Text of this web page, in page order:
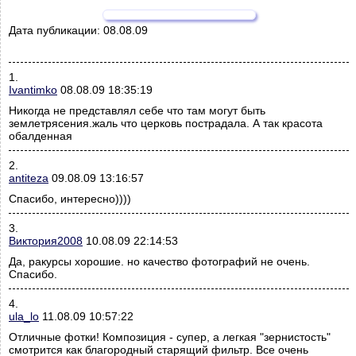
Дата публикации: 08.08.09
1.
Ivantimko 08.08.09 18:35:19
Никогда не представлял себе что там могут быть
землетрясения.жаль что церковь пострадала. А так красота
обалденная
2.
antiteza 09.08.09 13:16:57
Спасибо, интересно))))
3.
Виктория2008 10.08.09 22:14:53
Да, ракурсы хорошие. но качество фотографий не очень.
Спасибо.
4.
ula_lo 11.08.09 10:57:22
Отличные фотки! Композиция - супер, а легкая "зернистость"
смотрится как благородный старящий фильтр. Все очень